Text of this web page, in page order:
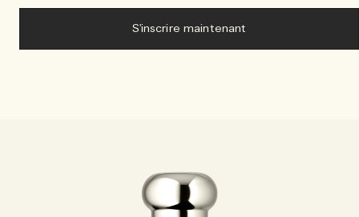
S'inscrire maintenant